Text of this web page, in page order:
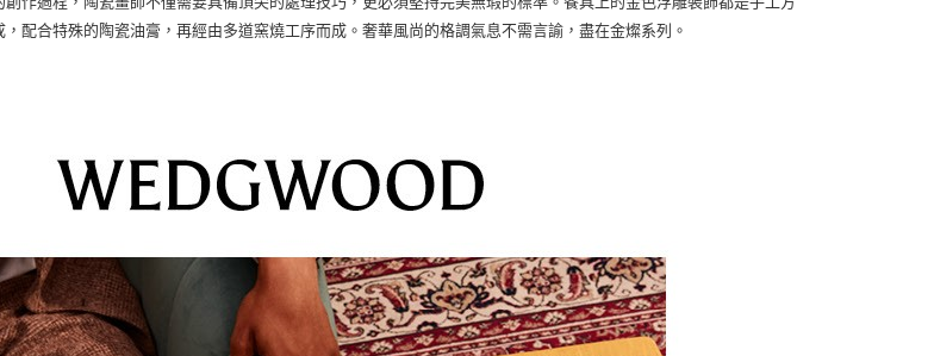
配合特殊的陶瓷油膏，再經由多道窯燒工序而成。奢華風尚的格調氣息不需言諭，盡在金燦系列。